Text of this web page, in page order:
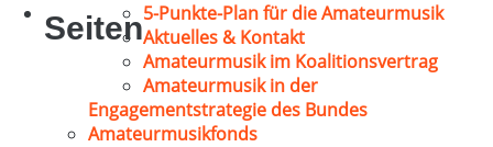
Seiten5-Punkte-Plan für die Amateurmusik
Aktuelles & Kontakt
Amateurmusik im Koalitionsvertrag
Amateurmusik in der
Engagementstrategie des Bundes
Amateurmusikfonds